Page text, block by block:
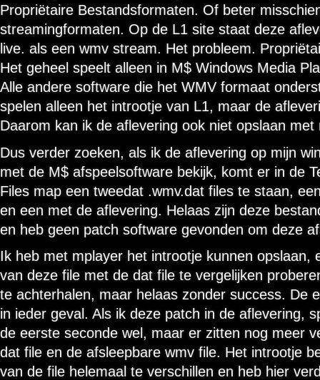
Propriëtaire Bestandsformaten. Of beter
streamingformaten. Op de L1 site staat deze
live. als een wmv stream. Het probleem.
Het geheel speelt alleen in M$ Windows Media
Alle andere software die het WMV formaat
spelen alleen het introotje van L1, maar de
Daarom kan ik de aflevering ook niet opslaan met
Dus verder zoeken, als ik de aflevering op mijn
met de M$ afspeelsoftware bekijk, komt er in de
Files map een tweedat .wmv.dat files te staan,
en een met de aflevering. Helaas zijn deze
en heb geen patch software gevonden om deze
Ik heb met mplayer het introotje kunnen opslaan,
van deze file met de dat file te vergelijken
te achterhalen, maar helaas zonder success. De
in ieder geval. Als ik deze patch in de aflevering,
de eerste seconde wel, maar er zitten nog meer
dat file en de afsleepbare wmv file. Het introotje
van de file helemaal te verschillen en heb hier